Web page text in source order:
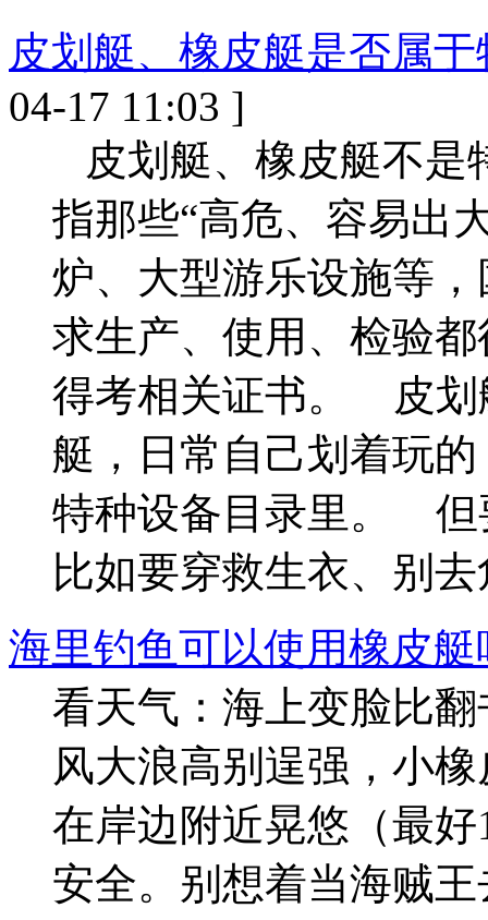
皮划艇、橡皮艇是否属
04-17 11:03 ]
皮划艇、橡皮艇不
指那些“高危、容易出
炉、大型游乐设施等
求生产、使用、检验
得考相关证书。 皮划
艇，日常自己划着玩
特种设备目录里。
比如要穿救生衣、别
海里钓鱼可以使用橡皮艇
看天气：海上变脸比
风大浪高别逞强，小
在岸边附近晃悠（最
安全。别想着当海贼